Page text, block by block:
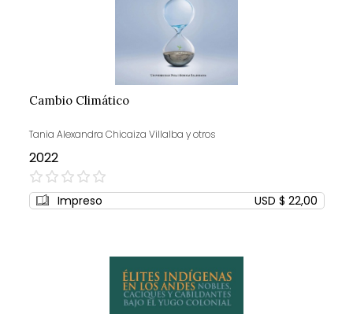
Cambio Climático
Tania Alexandra Chicaiza Villalba y otros
2022
0%
Impreso USD $ 22,00